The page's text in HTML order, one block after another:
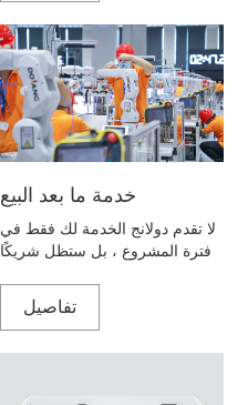
باستخدام المعيار بعد التثبيت.
خدمة ما بعد البيع
لا تقدم دولانج الخدمة لك فقط في
فترة المشروع ، بل ستظل شريكًا
وسنوفر دائمًا للعملاء خدمات تحديد
تفاصيل